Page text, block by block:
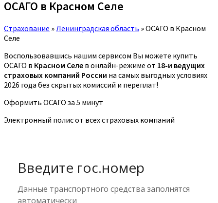
ОСАГО в Красном Селе
Страхование » Ленинградская область »ОСАГО в Красном
Селе
Воспользовавшись нашим сервисом Вы можете купить
ОСАГО в Красном Селе в онлайн-режиме от 18-и ведущих
страховых компаний России на самых выгодных условиях
2026 года без скрытых комиссий и переплат!
Оформить ОСАГО за 5 минут
Электронный полис от всех страховых компаний